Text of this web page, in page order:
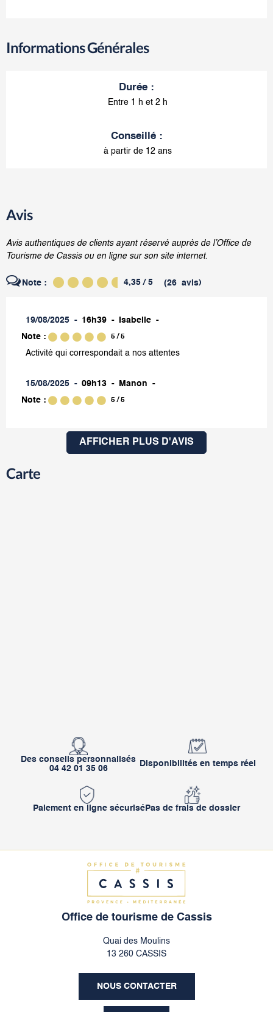
Informations Générales
Durée :
Entre 1 h et 2 h
Conseillé :
à partir de 12 ans
Avis
Avis authentiques de clients ayant réservé auprès de l’Office de
Tourisme de Cassis ou en ligne sur son site internet.
Note : 4,35 / 5 (26 avis)
19/08/2025 16h39
Isabelle
Note :
5 / 5
Activité qui correspondait a nos attentes
15/08/2025 09h13
Manon
Note :
5 / 5
AFFICHER PLUS D'AVIS
Carte
Des conseils personnalisés
04 42 01 35 06
Disponibilités en temps réel
Paiement en ligne sécurisé Pas de frais de dossier
Office de tourisme de Cassis
Quai des Moulins
13 260 CASSIS
NOUS CONTACTER